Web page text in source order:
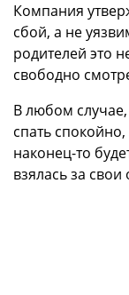
Компания
сбой, а не
родителей это
свободно
В любом
спать
наконец-то
взялась за